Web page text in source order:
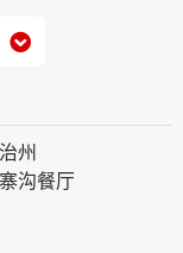

州
沟餐厅